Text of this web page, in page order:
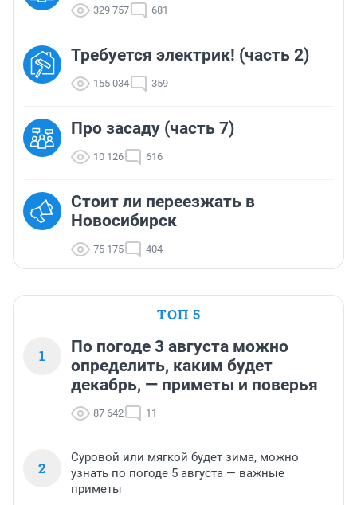
329 757 681
Требуется электрик! (часть 2)
155 034 359
Про засаду (часть 7)
10 126 616
Стоит ли переезжать в
Новосибирск
75 175 404
ТОП 5
1
По погоде 3 августа можно
определить, каким будет
декабрь, — приметы и поверья
87 642 11
2
Суровой или мягкой будет зима, можно
узнать по погоде 5 августа — важные
приметы